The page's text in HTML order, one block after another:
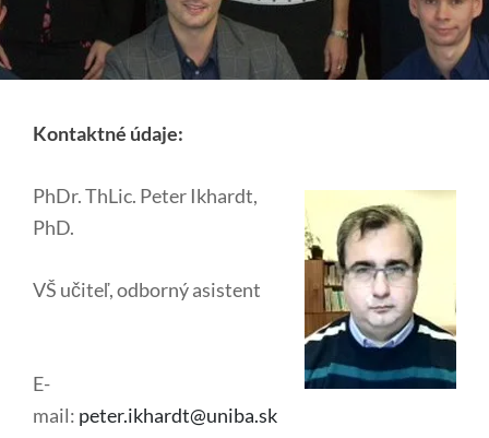
Kontaktné údaje:
PhDr. ThLic. Peter Ikhardt,
PhD.
VŠ učiteľ, odborný asistent
E-
mail: peter.ikhardt@uniba.sk